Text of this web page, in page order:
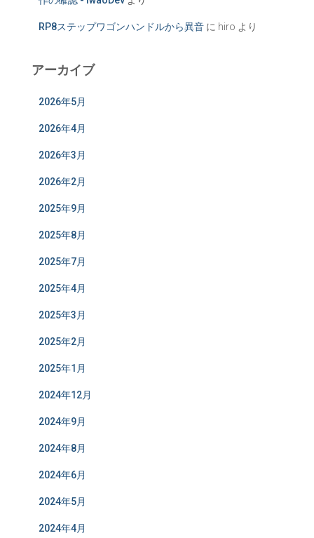
RP8ステップワゴンハンドルから異音 に hiro より
アーカイブ
2026年5月
2026年4月
2026年3月
2026年2月
2025年9月
2025年8月
2025年7月
2025年4月
2025年3月
2025年2月
2025年1月
2024年12月
2024年9月
2024年8月
2024年6月
2024年5月
2024年4月